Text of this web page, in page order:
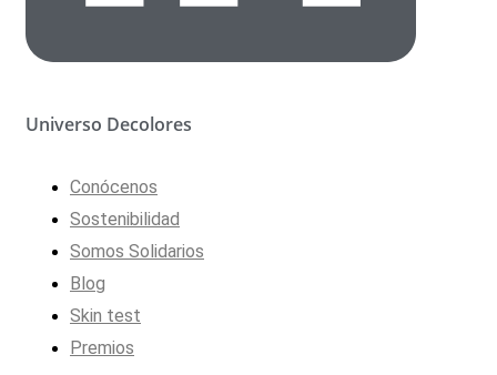
Universo Decolores
Conócenos
Sostenibilidad
Somos Solidarios
Blog
Skin test
Premios